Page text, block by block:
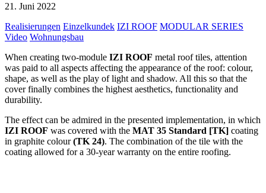
21. Juni 2022
Realisierungen Einzelkundek IZI ROOF MODULAR SERIES
Video Wohnungsbau
When creating two-module IZI ROOF metal roof tiles, attention
was paid to all aspects affecting the appearance of the roof: colour,
shape, as well as the play of light and shadow. All this so that the
cover finally combines the highest aesthetics, functionality and
durability.
The effect can be admired in the presented implementation, in which
IZI ROOF was covered with the MAT 35 Standard [TK] coating
in graphite colour(TK 24). The combination of the tile with the
coating allowed for a 30-year warranty on the entire roofing.